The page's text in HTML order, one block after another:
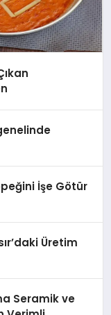
İşe Götür
Üretim
Seramik ve